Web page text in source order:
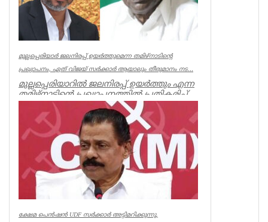
മുല്ലപ്പെരിയാർ ജലനിരപ്പ് ഉയർത്തുമെന്ന തമിഴ്നാടിന്റെ
പ്രഖ്യാപനം, ഏത് വിജയ് സർക്കാർ ആയാലും തീരുമാനം നട...
മുല്ലപ്പെരിയാറിൽ ജലനിരപ്പ് ഉയർത്തും എന്ന
തമിഴ്നാടിന്റെ പ്രഖ്യാപനത്തിൽ പ്രതികരിച്ച്
മുൻമന്ത്രി എം എം...
Kerala
ക്ഷേമ പെൻഷൻ UDF സർക്കാർ അട്ടിമറിക്കുന്നു,